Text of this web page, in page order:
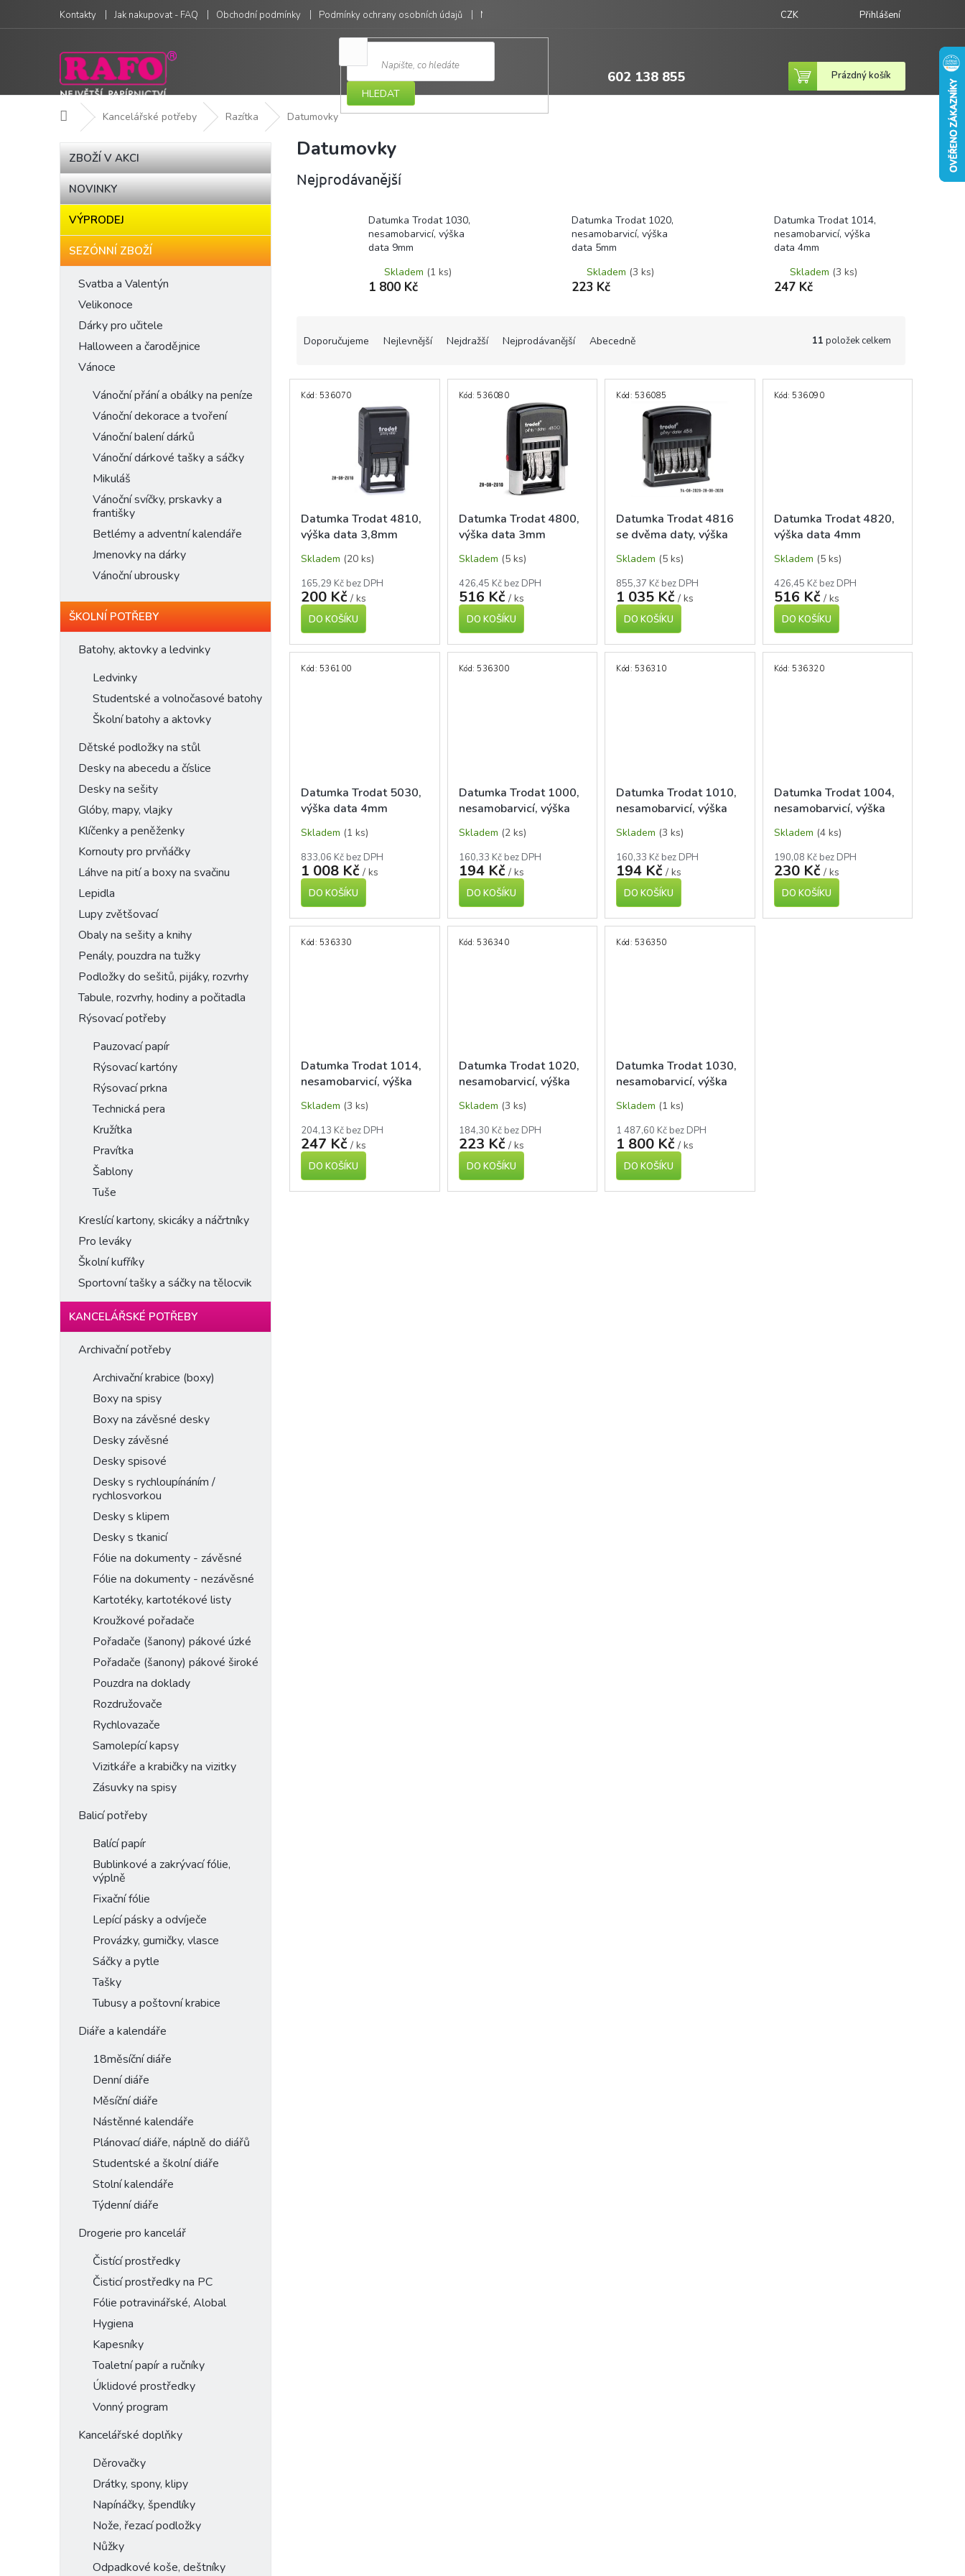
obsah
Kontakty Jak nakupovat - FAQ Obchodní podmínky Podmínky ochrany osobních údajů Moje objednávka CZK Přihlášení
HLEDAT
602 138 855
Nákupní
košík
Prázdný košík
Domů Kancelářské potřeby Razítka Datumovky
P
o
s
t
Přeskočit
kategorie
ZBOŽÍ V AKCI
NOVINKY
VÝPRODEJ
SEZÓNNÍ ZBOŽÍ
Svatba a Valentýn
Velikonoce
Dárky pro učitele
Halloween a čarodějnice
Vánoce
Vánoční přání a obálky na peníze
Vánoční dekorace a tvoření
Vánoční balení dárků
Vánoční dárkové tašky a sáčky
Mikuláš
Vánoční svíčky, prskavky a
františky
Betlémy a adventní kalendáře
Jmenovky na dárky
Vánoční ubrousky
ŠKOLNÍ POTŘEBY
Batohy, aktovky a ledvinky
Ledvinky
Studentské a volnočasové batohy
Školní batohy a aktovky
Dětské podložky na stůl
Desky na abecedu a číslice
Desky na sešity
Glóby, mapy, vlajky
Klíčenky a peněženky
Kornouty pro prvňáčky
Láhve na pití a boxy na svačinu
Lepidla
Lupy zvětšovací
Obaly na sešity a knihy
Penály, pouzdra na tužky
Podložky do sešitů, pijáky, rozvrhy
Tabule, rozvrhy, hodiny a počitadla
Rýsovací potřeby
Pauzovací papír
Rýsovací kartóny
Rýsovací prkna
Technická pera
Kružítka
Pravítka
Šablony
Tuše
Kreslící kartony, skicáky a náčrtníky
Pro leváky
Školní kufříky
Sportovní tašky a sáčky na tělocvik
KANCELÁŘSKÉ POTŘEBY
Archivační potřeby
Archivační krabice (boxy)
Boxy na spisy
Boxy na závěsné desky
Desky závěsné
Desky spisové
Desky s rychloupínáním /
rychlosvorkou
Desky s klipem
Desky s tkanicí
Fólie na dokumenty - závěsné
Fólie na dokumenty - nezávěsné
Kartotéky, kartotékové listy
Kroužkové pořadače
Pořadače (šanony) pákové úzké
Pořadače (šanony) pákové široké
Pouzdra na doklady
Rozdružovače
Rychlovazače
Samolepící kapsy
Vizitkáře a krabičky na vizitky
Zásuvky na spisy
Balicí potřeby
Balící papír
Bublinkové a zakrývací fólie,
výplně
Fixační fólie
Lepící pásky a odvíječe
Provázky, gumičky, vlasce
Sáčky a pytle
Tašky
Tubusy a poštovní krabice
Diáře a kalendáře
18měsíční diáře
Denní diáře
Měsíční diáře
Nástěnné kalendáře
Plánovací diáře, náplně do diářů
Studentské a školní diáře
Stolní kalendáře
Týdenní diáře
Drogerie pro kancelář
Čistící prostředky
Čisticí prostředky na PC
Fólie potravinářské, Alobal
Hygiena
Kapesníky
Toaletní papír a ručníky
Úklidové prostředky
Vonný program
Kancelářské doplňky
Děrovačky
Drátky, spony, klipy
Napínáčky, špendlíky
Nože, řezací podložky
Nůžky
Odpadkové koše, deštníky
Datumovky
Nejprodávanější
Datumka Trodat 1030,
nesamobarvicí, výška
data 9mm
Skladem (1 ks)
1 800 Kč
Datumka Trodat 1020,
nesamobarvicí, výška
data 5mm
Skladem (3 ks)
223 Kč
Datumka Trodat 1014,
nesamobarvicí, výška
data 4mm
Skladem (3 ks)
247 Kč
ů
Doporučujeme Nejlevnější Nejdražší Nejprodávanější Abecedně 11 položek celkem
V
ý
d
u
k
t
ů
Datumka Trodat 4810,
výška data 3,8mm
Skladem (20 ks)
165,29 Kč bez DPH
200 Kč / ks
DO KOŠÍKU
Kód: 536070
Datumka Trodat 4800,
výška data 3mm
Skladem (5 ks)
426,45 Kč bez DPH
516 Kč / ks
DO KOŠÍKU
Kód: 536080
Datumka Trodat 4816
se dvěma daty, výška
data 3,8mm
Skladem (5 ks)
855,37 Kč bez DPH
1 035 Kč / ks
DO KOŠÍKU
Kód: 536085
Datumka Trodat 4820,
výška data 4mm
Skladem (5 ks)
426,45 Kč bez DPH
516 Kč / ks
DO KOŠÍKU
Kód: 536090
Datumka Trodat 5030,
výška data 4mm
Skladem (1 ks)
833,06 Kč bez DPH
1 008 Kč / ks
DO KOŠÍKU
Kód: 536100
Datumka Trodat 1000,
nesamobarvicí, výška
Skladem (2 ks)
160,33 Kč bez DPH
194 Kč / ks
DO KOŠÍKU
Kód: 536300
Datumka Trodat 1010,
nesamobarvicí, výška
Skladem (3 ks)
160,33 Kč bez DPH
194 Kč / ks
DO KOŠÍKU
Kód: 536310
Datumka Trodat 1004,
nesamobarvicí, výška
Skladem (4 ks)
190,08 Kč bez DPH
230 Kč / ks
DO KOŠÍKU
Kód: 536320
Datumka Trodat 1014,
nesamobarvicí, výška
Skladem (3 ks)
204,13 Kč bez DPH
247 Kč / ks
DO KOŠÍKU
Kód: 536330
Datumka Trodat 1020,
nesamobarvicí, výška
Skladem (3 ks)
184,30 Kč bez DPH
223 Kč / ks
DO KOŠÍKU
Kód: 536340
Datumka Trodat 1030,
nesamobarvicí, výška
Skladem (1 ks)
1 487,60 Kč bez DPH
1 800 Kč / ks
DO KOŠÍKU
Kód: 536350